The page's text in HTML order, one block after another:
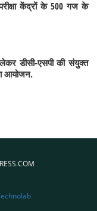
केंद्रों के 500 गज के
डीसी-एसपी की संयुक्त
आयोजन.